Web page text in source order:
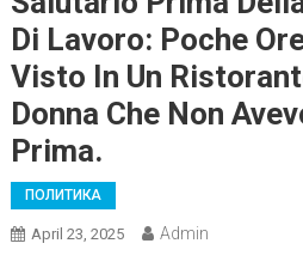
Di Lavoro: Poche
Visto In Un
Donna Che Non
Prima.
ПОЛИТИКА
April 23, 2025 Admin